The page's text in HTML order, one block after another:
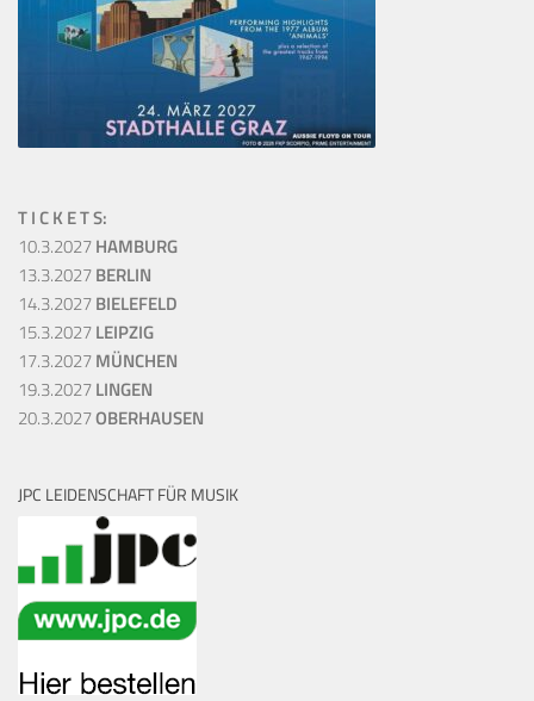
T I C K E T S:
10.3.2027HAMBURG
13.3.2027BERLIN
14.3.2027BIELEFELD
15.3.2027LEIPZIG
17.3.2027MÜNCHEN
19.3.2027LINGEN
20.3.2027OBERHAUSEN
JPC LEIDENSCHAFT FÜR MUSIK